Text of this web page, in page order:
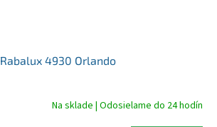
Rabalux 4930 Orlando
Na sklade | Odosielame do 24 hodín